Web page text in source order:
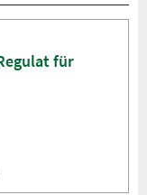
für